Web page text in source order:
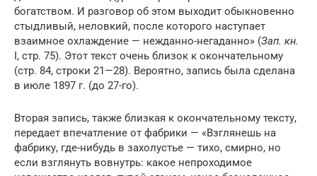
богатством. И разговор об этом выходит обыкновенно
стыдливый, неловкий, после которого наступает
взаимное охлаждение — нежданно-негаданно» (Зап. кн.
I, стр. 75). Этот текст очень близок к окончательному
(стр. 84, строки 21—28). Вероятно, запись была сделана
в июле 1897 г. (до 27-го).
Вторая запись, также близкая к окончательному тексту,
передает впечатление от фабрики — «Взглянешь на
фабрику, где-нибудь в захолустье — тихо, смирно, но
если взглянуть вовнутрь: какое непроходимое